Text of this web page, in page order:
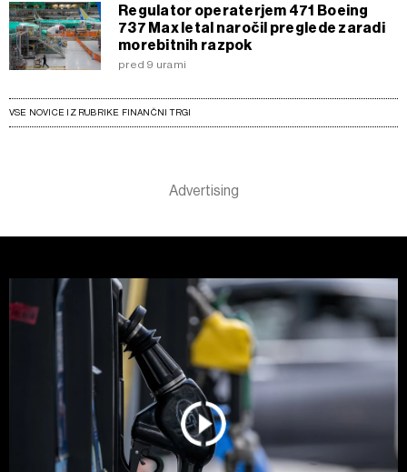
Regulator operaterjem 471 Boeing
737 Max letal naročil preglede zaradi
morebitnih razpok
pred 9 urami
VSE NOVICE IZ RUBRIKE FINANČNI TRGI